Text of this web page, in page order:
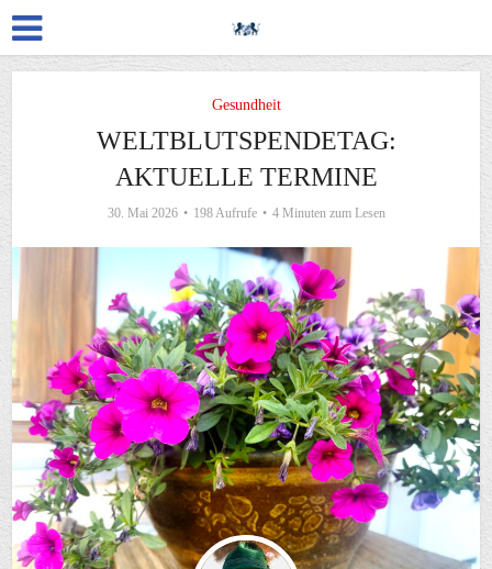
Gesundheit
WELTBLUTSPENDETAG:
AKTUELLE TERMINE
30. Mai 2026 198 Aufrufe 4 Minuten zum Lesen